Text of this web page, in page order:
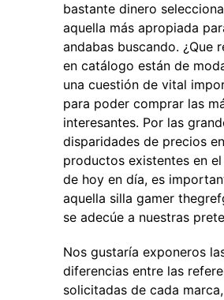
bastante dinero
aquella más apropiada
andabas buscando. ¿Que
en catálogo están de
una cuestión de vital
para poder comprar las
interesantes. Por las
disparidades de precios
productos existentes en
de hoy en día, es
aquella silla gamer
se adecúe a nuestras
Nos gustaría exponeros
diferencias entre las
solicitadas de cada